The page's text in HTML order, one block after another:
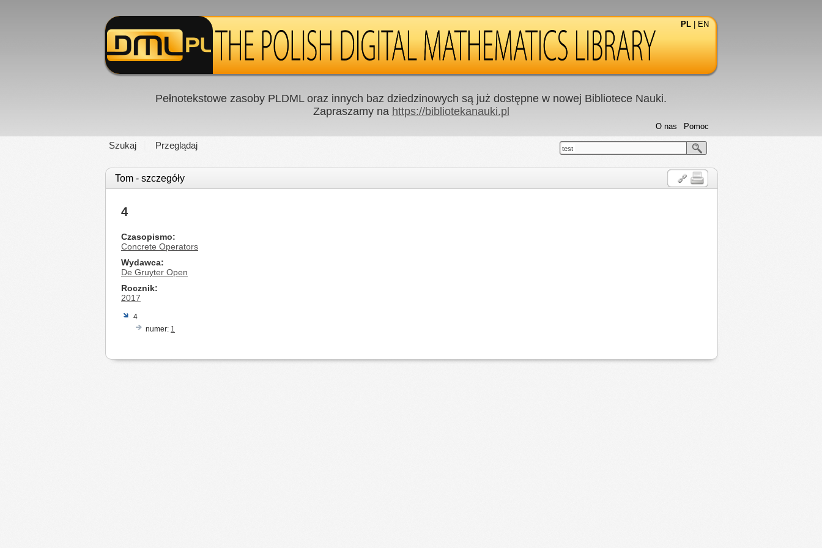
PL EN
Pełnotekstowe zasoby PLDML oraz innych baz dziedzinowych są już dostępne w nowej Bibliotece Nauki.
Zapraszamy na https://bibliotekanauki.pl
Szukaj Przeglądaj
Pomoc
O nas
test
Tom - szczegóły
4
Czasopismo
Concrete Operators
Wydawca
De Gruyter Open
Rocznik
2017
4
numer: 1